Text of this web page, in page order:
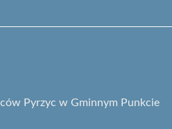
Pyrzyc w Gminnym Punkcie